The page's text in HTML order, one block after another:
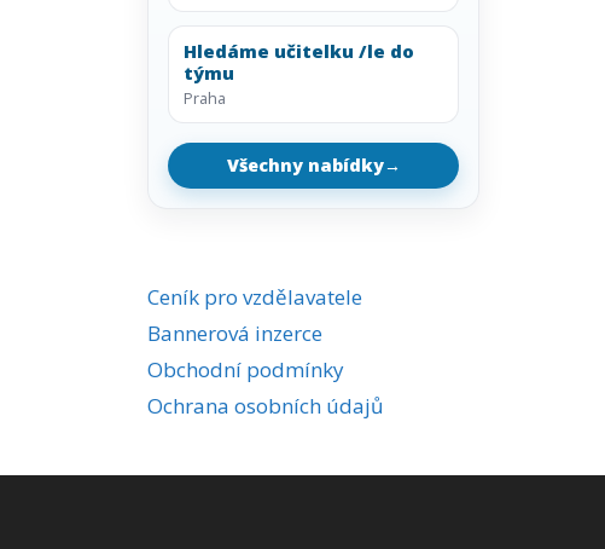
Hledáme učitelku /le do
týmu
Praha
Všechny nabídky→
Ceník pro vzdělavatele
Bannerová inzerce
Obchodní podmínky
Ochrana osobních údajů